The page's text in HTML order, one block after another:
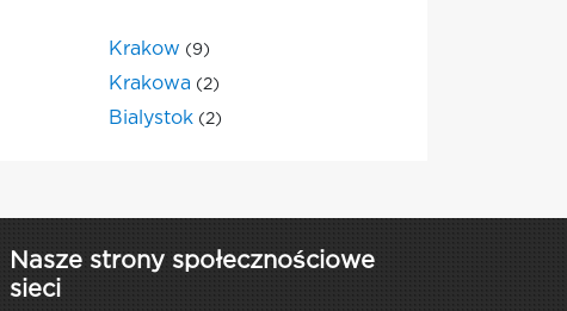
Krakow (9)
Krakowa (2)
Bialystok (2)
Nasze strony społecznościowe
sieci